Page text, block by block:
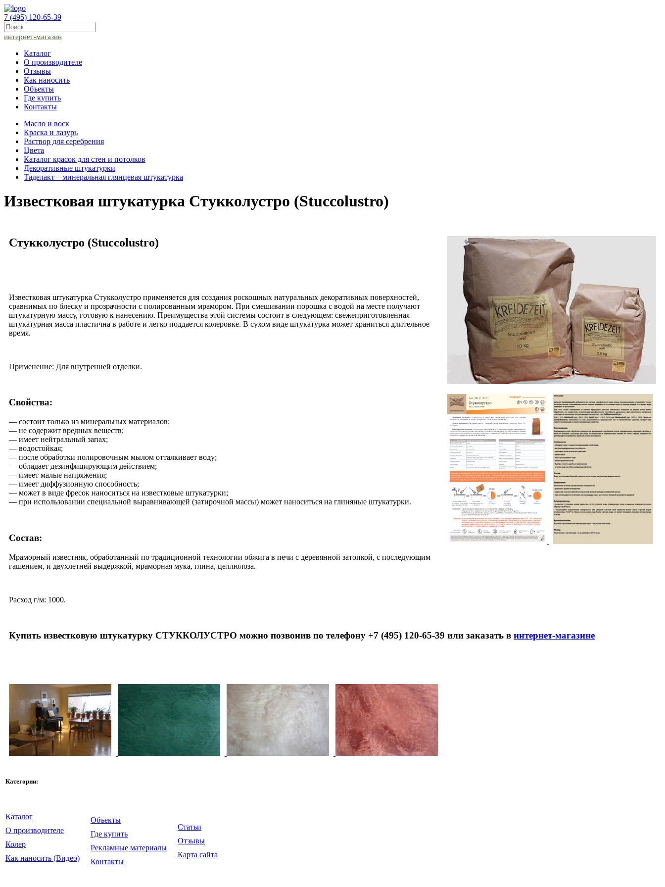
7 (495) 120-65-39
интернет-магазин
Каталог
О производителе
Отзывы
Как наносить
Объекты
Где купить
Контакты
Масло и воск
Краска и лазурь
Раствор для серебрения
Цвета
Каталог красок для стен и потолков
Декоративные штукатурки
Таделакт – минеральная глянцевая штукатурка
Известковая штукатурка Стукколустро (Stuccolustro)
Стукколустро (Stuccolustro)
Известковая штукатурка Стукколустро применяется для создания роскошных натуральных декоративных поверхностей,
сравнимых по блеску и прозрачности с полированным мрамором. При смешивании порошка c водой на месте получают
штукатурную массу, готовую к нанесению. Преимущества этой системы состоит в следующем: свежеприготовленная
штукатурная масса пластична в работе и легко поддается колеровке. В сухом виде штукатурка может храниться длительное
время.
Применение: Для внутренней отделки.
Свойства:
— состоит только из минеральных материалов;
— не содержит вредных веществ;
— имеет нейтральный запах;
— водостойкая;
— после обработки полировочным мылом отталкивает воду;
— обладает дезинфицирующим действием;
— имеет малые напряжения;
— имеет диффузионную способность;
— может в виде фресок наноситься на известковые штукатурки;
— при использовании специальной выравнивающей (затирочной массы) может наноситься на глиняные штукатурки.
Состав:
Мраморный известняк, обработанный по традиционной технологии обжига в печи с деревянной затопкой, с последующим
гашением, и двухлетней выдержкой, мраморная мука, глина, целлюлоза.
Расход г/м: 1000.
Купить известковую штукатурку СТУККОЛУСТРО можно позвонив по телефону +7 (495) 120-65-39 или заказать в интернет-магазине
Категории:
Каталог
О производителе
Колер
Как наносить (Видео)
Объекты
Где купить
Рекламные материалы
Контакты
Статьи
Отзывы
Карта сайта